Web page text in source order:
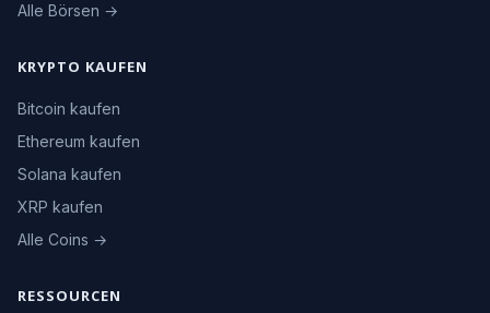
Alle Börsen →
KRYPTO KAUFEN
Bitcoin kaufen
Ethereum kaufen
Solana kaufen
XRP kaufen
Alle Coins →
RESSOURCEN